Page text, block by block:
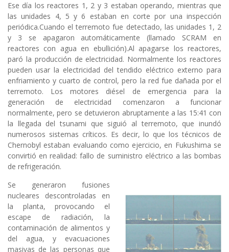
Ese día los reactores 1, 2 y 3 estaban operando, mientras que
las unidades 4, 5 y 6 estaban en corte por una inspección
periódica.Cuando el terremoto fue detectado, las unidades 1, 2
y 3 se apagaron automáticamente (llamado SCRAM en
reactores con agua en ebullición).Al apagarse los reactores,
paró la producción de electricidad. Normalmente los reactores
pueden usar la electricidad del tendido eléctrico externo para
enfriamiento y cuarto de control, pero la red fue dañada por el
terremoto. Los motores diésel de emergencia para la
generación de electricidad comenzaron a funcionar
normalmente, pero se detuvieron abruptamente a las 15:41 con
la llegada del tsunami que siguió al terremoto, que inundó
numerosos sistemas críticos. Es decir, lo que los técnicos de
Chernobyl estaban evaluando como ejercicio, en Fukushima se
convirtió en realidad: fallo de suministro eléctrico a las bombas
de refrigeración.
Se generaron fusiones
nucleares descontroladas en
la planta, provocando el
escape de radiación, la
contaminación de alimentos y
del agua, y evacuaciones
masivas de las personas que